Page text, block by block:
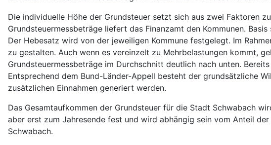
Die individuelle Höhe der Grundsteuer setzt sich aus zwei Faktoren
Grundsteuermessbeträge liefert das Finanzamt den Kommunen.
Der Hebesatz wird von der jeweiligen Kommune festgelegt. Im
zu gestalten. Auch wenn es vereinzelt zu Mehrbelastungen kommt,
Grundsteuermessbeträge im Durchschnitt deutlich nach unten.
Entsprechend dem Bund-Länder-Appell besteht der grundsätzliche
zusätzlichen Einnahmen generiert werden.
Das Gesamtaufkommen der Grundsteuer für die Stadt Schwabach
aber erst zum Jahresende fest und wird abhängig sein vom Anteil
Schwabach.